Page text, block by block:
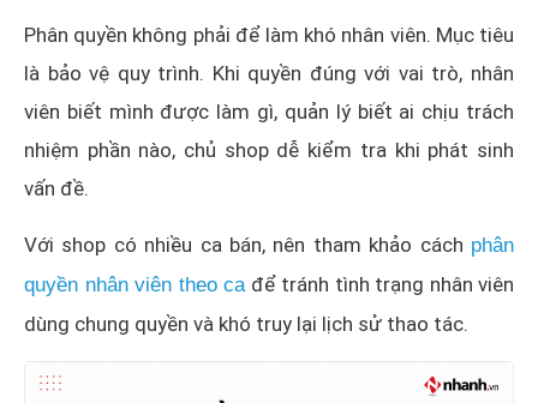
Phân quyền không phải để làm khó nhân viên. Mục tiêu
là bảo vệ quy trình. Khi quyền đúng với vai trò, nhân
viên biết mình được làm gì, quản lý biết ai chịu trách
nhiệm phần nào, chủ shop dễ kiểm tra khi phát sinh
vấn đề.
Với shop có nhiều ca bán, nên tham khảo cách phân
quyền nhân viên theo cađể tránh tình trạng nhân viên
dùng chung quyền và khó truy lại lịch sử thao tác.